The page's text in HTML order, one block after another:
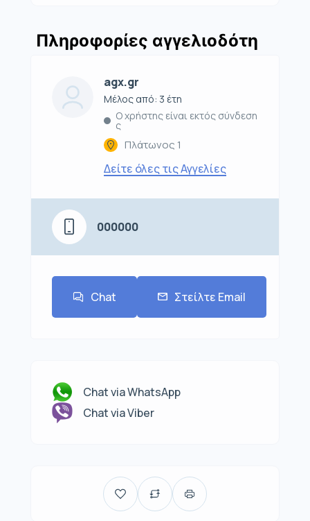
Πληροφορίες αγγελιοδότη
agx.gr
Μέλος από: 3 έτη
Ο χρήστης είναι εκτός σύνδεση
ς
Πλάτωνος 1
Δείτε όλες τις Αγγελίες
000000
Chat Στείλτε Email
Chat via WhatsApp
Chat via Viber